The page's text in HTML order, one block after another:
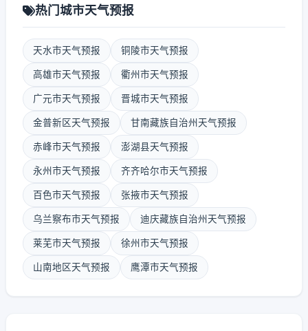
热门城市天气预报
天水市天气预报 铜陵市天气预报
高雄市天气预报 衢州市天气预报
广元市天气预报 晋城市天气预报
金普新区天气预报 甘南藏族自治州天气预报
赤峰市天气预报 澎湖县天气预报
永州市天气预报 齐齐哈尔市天气预报
百色市天气预报 张掖市天气预报
乌兰察布市天气预报 迪庆藏族自治州天气预报
莱芜市天气预报 徐州市天气预报
山南地区天气预报 鹰潭市天气预报